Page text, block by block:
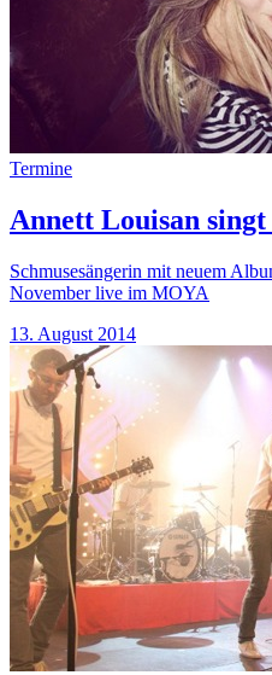
Termine
Annett Louisan
Schmusesängerin mit neuem
November live im MOYA
13. August 2014